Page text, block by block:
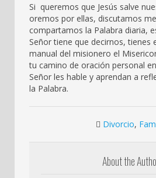
Si queremos que Jesús salve
oremos por ellas, discutamos
compartamos la Palabra diaria,
Señor tiene que decirnos, tienes
manual del misionero el
tu camino de oración personal
Señor les hable y aprendan a
la Palabra.
Divorcio,
About the